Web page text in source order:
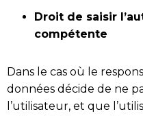
Droit de saisir
compétente
Dans le cas où le
données décide de ne
l’utilisateur, et que